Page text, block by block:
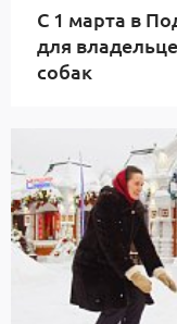
С 1 марта в
для
собак